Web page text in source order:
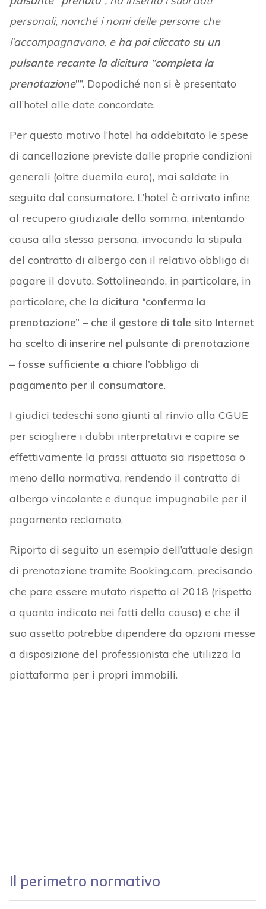
personali, nonché i nomi delle persone che
l’accompagnavano, e ha poi cliccato su un
pulsante recante la dicitura “completa la
prenotazione””. Dopodiché non si è presentato
all’hotel alle date concordate.
Per questo motivo l’hotel ha addebitato le spese
di cancellazione previste dalle proprie condizioni
generali (oltre duemila euro), mai saldate in
seguito dal consumatore. L’hotel è arrivato infine
al recupero giudiziale della somma, intentando
causa alla stessa persona, invocando la stipula
del contratto di albergo con il relativo obbligo di
pagare il dovuto. Sottolineando, in particolare, in
particolare, che la dicitura “conferma la
prenotazione” – che il gestore di tale sito Internet
ha scelto di inserire nel pulsante di prenotazione
– fosse sufficiente a chiare l’obbligo di
pagamento per il consumatore.
I giudici tedeschi sono giunti al rinvio alla CGUE
per sciogliere i dubbi interpretativi e capire se
effettivamente la prassi attuata sia rispettosa o
meno della normativa, rendendo il contratto di
albergo vincolante e dunque impugnabile per il
pagamento reclamato.
Riporto di seguito un esempio dell’attuale design
di prenotazione tramite Booking.com, precisando
che pare essere mutato rispetto al 2018 (rispetto
a quanto indicato nei fatti della causa) e che il
suo assetto potrebbe dipendere da opzioni messe
a disposizione del professionista che utilizza la
piattaforma per i propri immobili.
Il perimetro normativo